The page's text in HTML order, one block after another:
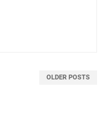
OLDER POSTS